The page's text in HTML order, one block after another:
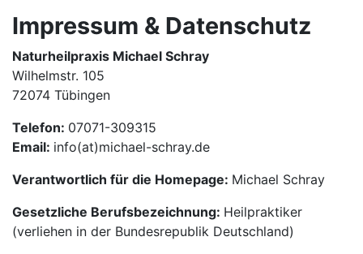
Impressum & Datenschutz
Naturheilpraxis Michael Schray
Wilhelmstr. 105
72074 Tübingen
Telefon: 07071-309315
Email: info(at)michael-schray.de
Verantwortlich für die Homepage: Michael Schray
Gesetzliche Berufsbezeichnung: Heilpraktiker
(verliehen in der Bundesrepublik Deutschland)